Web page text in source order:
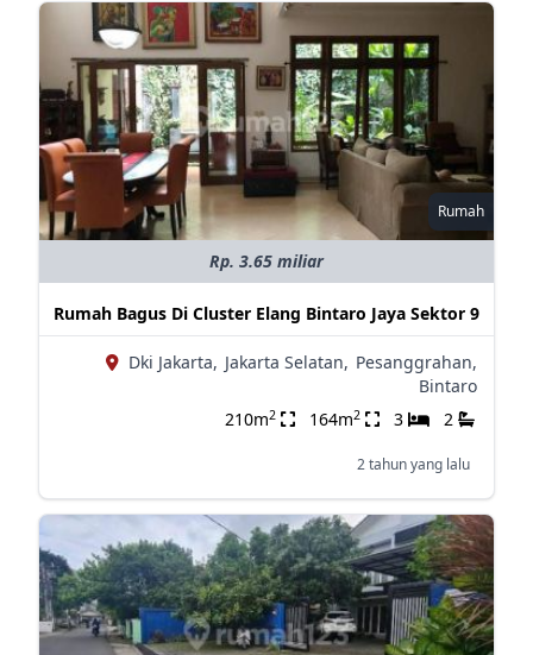
Rumah
Rp. 3.65 miliar
Rumah Bagus Di Cluster Elang Bintaro Jaya Sektor 9
Dki Jakarta, Jakarta Selatan, Pesanggrahan,
Bintaro
210m2 164m2 3 2
2 tahun yang lalu